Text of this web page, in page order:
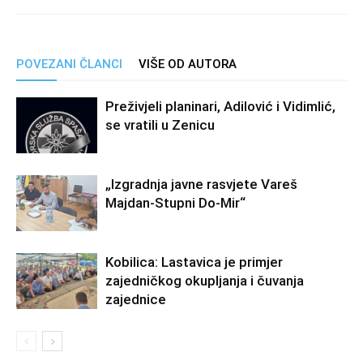
POVEZANI ČLANCI VIŠE OD AUTORA
Preživjeli planinari, Adilović i Vidimlić,
se vratili u Zenicu
„Izgradnja javne rasvjete Vareš
Majdan-Stupni Do-Mir“
Kobilica: Lastavica je primjer
zajedničkog okupljanja i čuvanja
zajednice